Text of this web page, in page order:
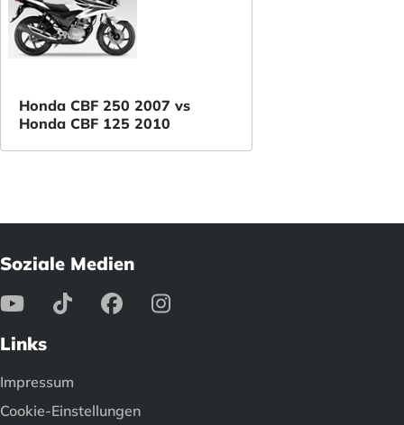
Honda CBF 250 2007 vs
Honda CBF 125 2010
Soziale Medien
Links
Impressum
Cookie-Einstellungen